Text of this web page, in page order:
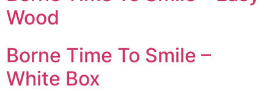
Wood
Borne Time To Smile –
White Box